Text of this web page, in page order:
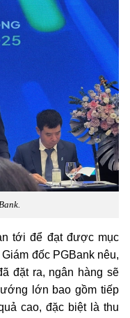
tới để đạt được mục
đốc PGBank nêu,
đặt ra, ngân hàng sẽ
lớn bao gồm tiếp
cao, đặc biệt là thu